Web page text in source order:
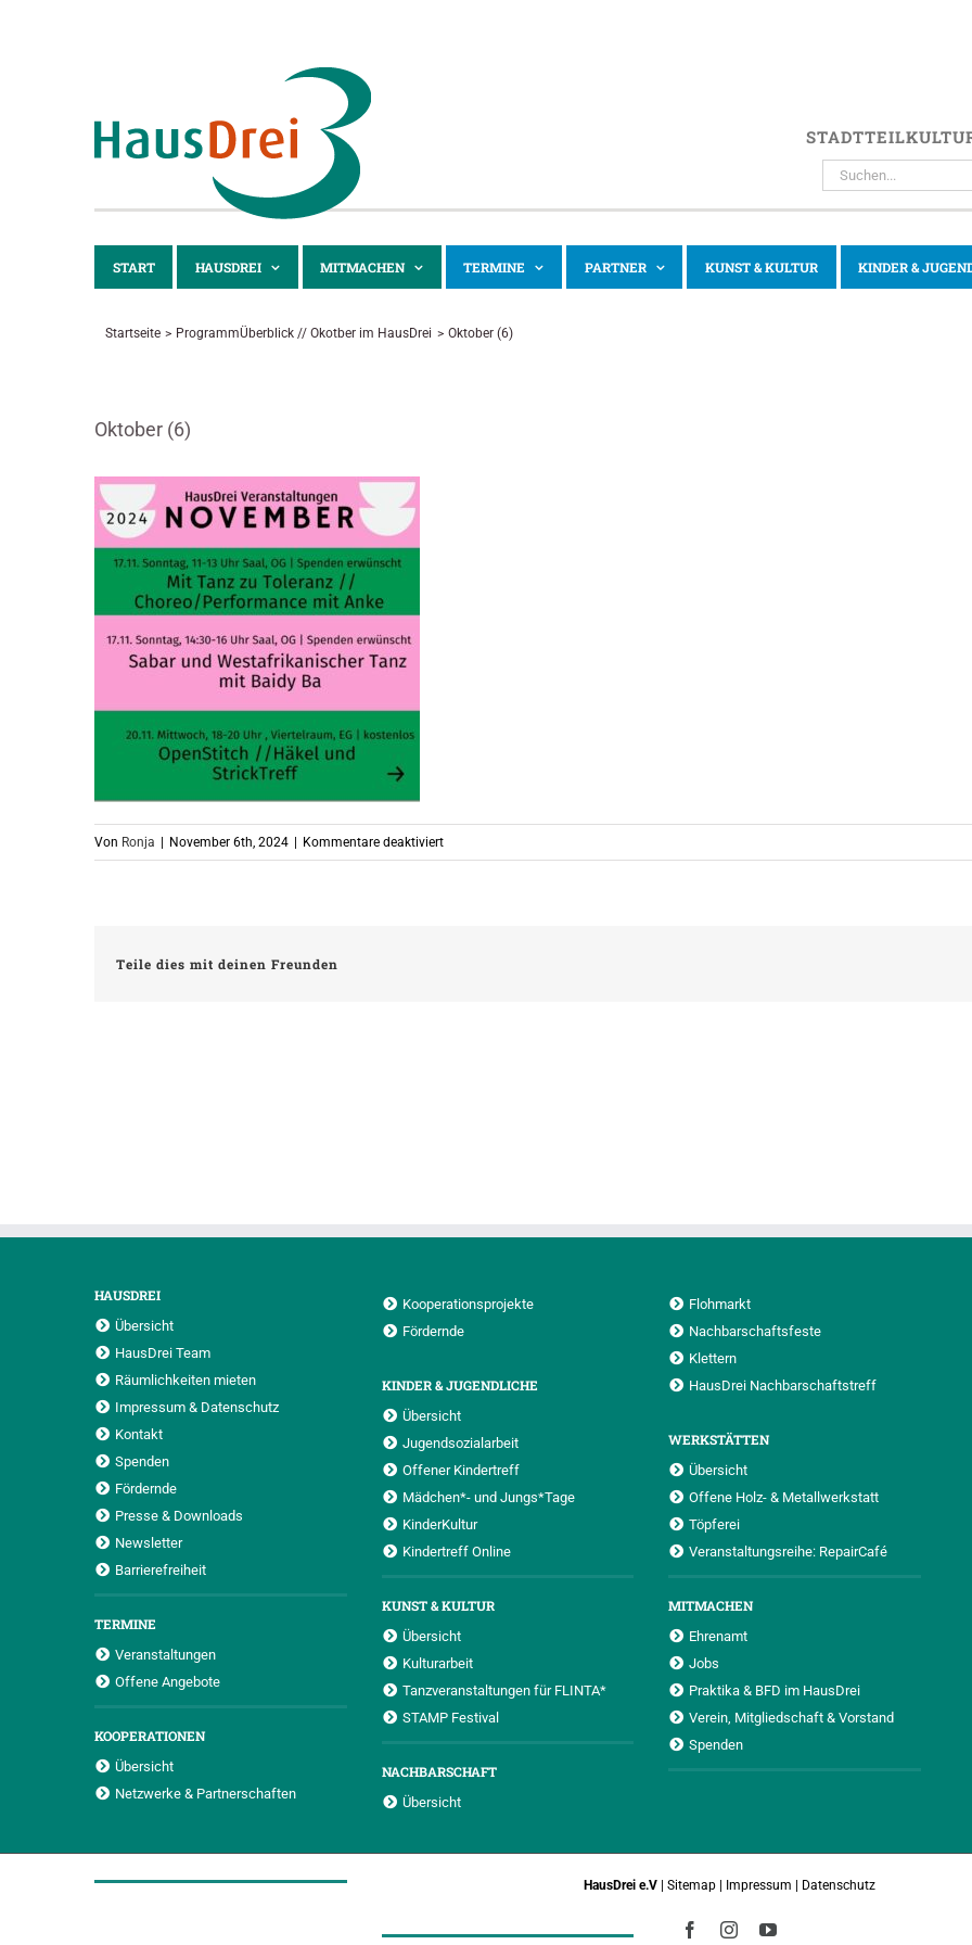
SUCHE
NACH:
START HAUSDREI MITMACHEN TERMINE PARTNER KUNST & KULTUR KINDER &
Startseite ProgrammÜberblick // Okotber im HausDrei Oktober (6)
Oktober (6)
Von Ronja November 6th, 2024 Kommentare deaktiviertfür
Oktober
Teile dies mit deinen Freunden
HAUSDREI
Übersicht
HausDrei Team
Räumlichkeiten mieten
Impressum & Datenschutz
Kontakt
Spenden
Fördernde
Presse & Downloads
Newsletter
Barrierefreiheit
TERMINE
Veranstaltungen
Offene Angebote
KOOPERATIONEN
Übersicht
Netzwerke & Partnerschaften
Kooperationsprojekte
Fördernde
KINDER & JUGENDLICHE
Übersicht
Jugendsozialarbeit
Offener Kindertreff
Mädchen*- und Jungs*Tage
KinderKultur
Kindertreff Online
KUNST & KULTUR
Übersicht
Kulturarbeit
Tanzveranstaltungen für FLINTA*
STAMP Festival
NACHBARSCHAFT
Übersicht
Flohmarkt
Nachbarschaftsfeste
Klettern
HausDrei Nachbarschaftstreff
WERKSTÄTTEN
Übersicht
Offene Holz- & Metallwerkstatt
Töpferei
Veranstaltungsreihe: RepairCafé
MITMACHEN
Ehrenamt
Jobs
Praktika & BFD im HausDrei
Verein, Mitgliedschaft & Vorstand
Spenden
HausDrei e.V Sitemap| Impressum Datenschutz
FacebookInstagramYouTube